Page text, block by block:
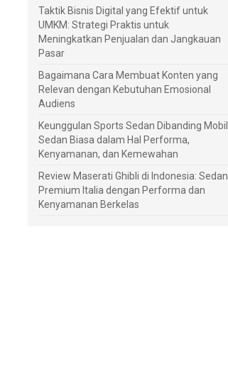
Taktik Bisnis Digital yang Efektif untuk
UMKM: Strategi Praktis untuk
Meningkatkan Penjualan dan Jangkauan
Pasar
Bagaimana Cara Membuat Konten yang
Relevan dengan Kebutuhan Emosional
Audiens
Keunggulan Sports Sedan Dibanding Mobil
Sedan Biasa dalam Hal Performa,
Kenyamanan, dan Kemewahan
Review Maserati Ghibli di Indonesia: Sedan
Premium Italia dengan Performa dan
Kenyamanan Berkelas